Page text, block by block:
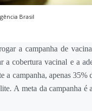
Brasil
a campanha de
cobertura vacinal e a
campanha, apenas 35%
A meta da campanha é